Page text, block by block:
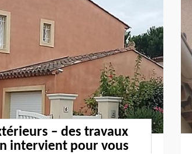
– des travaux
intervient pour vous